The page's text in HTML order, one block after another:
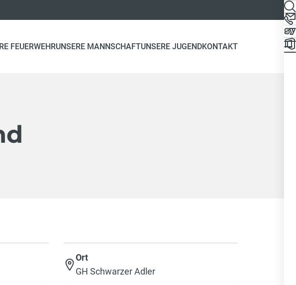
FEUERWEHRUNSERE MANNSCHAFTUNSERE JUGENDKONTAKT
Ort
GH Schwarzer Adler